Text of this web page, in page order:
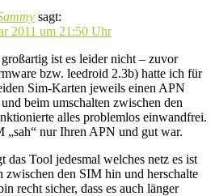
sagt:
2011 um 21:50 Uhr
ist es leider nicht – zuvor
bzw. leedroid 2.3b) hatte ich für
Sim-Karten jeweils einen APN
beim umschalten zwischen den
alles problemlos einwandfrei.
„sah“ nur Ihren APN und gut war.
das Tool jedesmal welches netz es ist
zwischen den SIM hin und herschalte
recht sicher, dass es auch länger